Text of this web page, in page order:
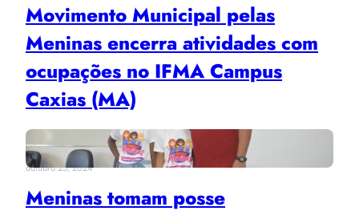
Movimento Municipal pelas
Meninas encerra atividades com
ocupações no IFMA Campus
Caxias (MA)
outubro 25, 2024
Meninas tomam posse